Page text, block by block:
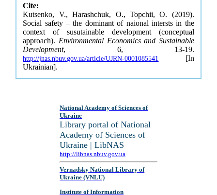
Cite:
Kutsenko, V., Harashchuk, O., Topchii, O. (2019).
Social safety – the dominant of naional intersts in the
context of susutainable development (conceptual
approach). Environmental Economics and Sustainable
Development, 6, 13-19.
http://jnas.nbuv.gov.ua/article/UJRN-0001085541
[In
Ukrainian].
National Academy of Sciences of
Ukraine
Library portal of National
Academy of Sciences of
Ukraine | LibNAS
http://libnas.nbuv.gov.ua
Vernadsky National Library of
Ukraine (VNLU)
Institute of Information